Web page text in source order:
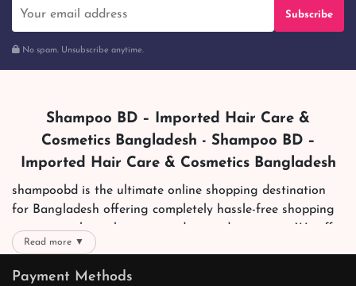
Subscribe
No spam. Unsubscribe anytime.
Shampoo BD – Imported Hair Care &
Cosmetics Bangladesh - Shampoo BD –
Imported Hair Care & Cosmetics Bangladesh
shampoobd is the ultimate online shopping destination
for Bangladesh offering completely hassle-free shopping
experience through secure and trusted gateways. We offer
you trendy and reliable shopping with all your preferred
brands and more. Now shopping is easier, quicker and
Read more ▼
Payment Methods